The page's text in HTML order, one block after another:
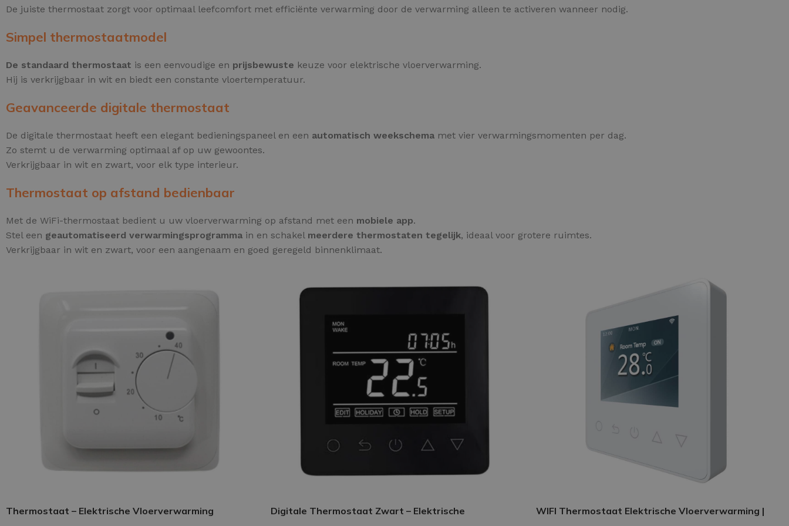
De juiste thermostaat zorgt voor optimaal leefcomfort met efficiënte verwarming door de verwarming alleen te activeren wanneer nodig.
Simpel thermostaatmodel
De standaard thermostaat is een eenvoudige en prijsbewuste keuze voor elektrische vloerverwarming.
Hij is verkrijgbaar in wit en biedt een constante vloertemperatuur.
Geavanceerde digitale thermostaat
De digitale thermostaat heeft een elegant bedieningspaneel en een automatisch weekschema met vier verwarmingsmomenten per dag.
Zo stemt u de verwarming optimaal af op uw gewoontes.
Verkrijgbaar in wit en zwart, voor elk type interieur.
Thermostaat op afstand bedienbaar
Met de WiFi-thermostaat bedient u uw vloerverwarming op afstand met een mobiele app.
Stel een geautomatiseerd verwarmingsprogramma in en schakel meerdere thermostaten tegelijk, ideaal voor grotere ruimtes.
Verkrijgbaar in wit en zwart, voor een aangenaam en goed geregeld binnenklimaat.
Thermostaat – Elektrische Vloerverwarming
Digitale Thermostaat Zwart – Elektrische
WIFI Thermostaat Elektrische Vloerverwarming |